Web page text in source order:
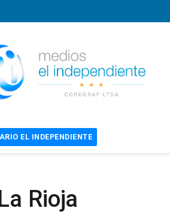
EL INDEPENDIENTE
Rioja